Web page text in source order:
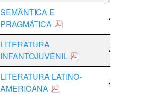
SEMÂNTICA E
PRAGMÁTICA
40
LITERATURA
INFANTOJUVENIL
40
LITERATURA LATINO-
AMERICANA
40